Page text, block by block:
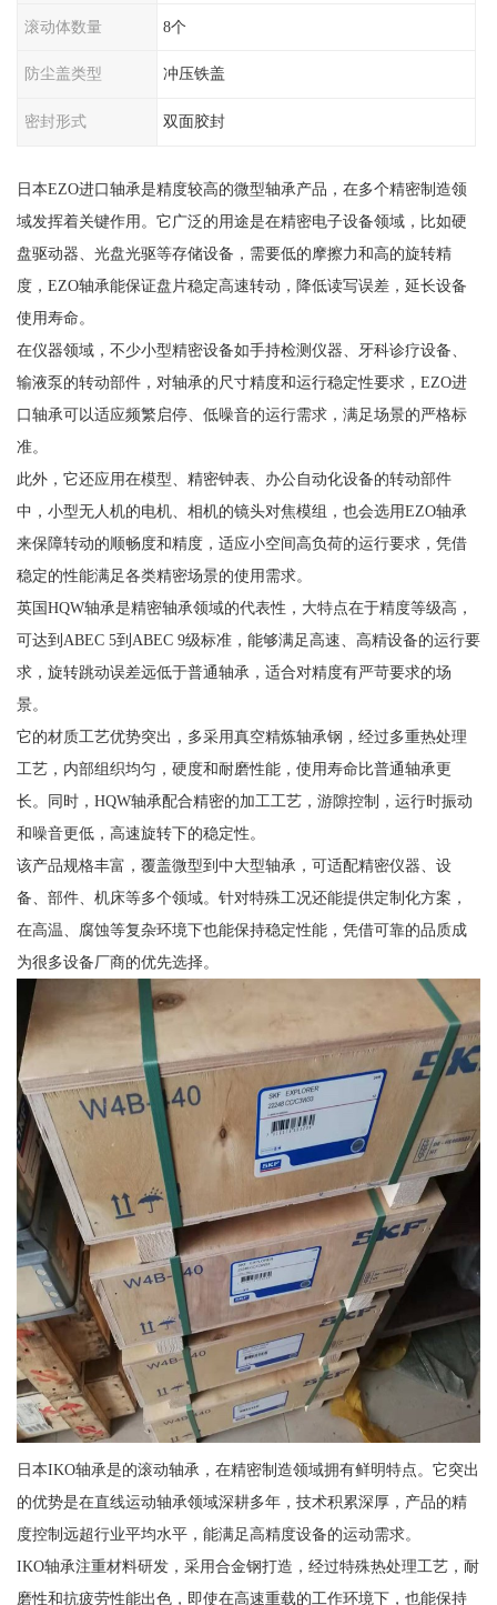
滚动体数量 8个
防尘盖类型 冲压铁盖
密封形式 双面胶封
日本EZO进口轴承是精度较高的微型轴承产品，在多个精密制造领
域发挥着关键作用。它广泛的用途是在精密电子设备领域，比如硬
盘驱动器、光盘光驱等存储设备，需要低的摩擦力和高的旋转精
度，EZO轴承能保证盘片稳定高速转动，降低读写误差，延长设备
使用寿命。
在仪器领域，不少小型精密设备如手持检测仪器、牙科诊疗设备、
输液泵的转动部件，对轴承的尺寸精度和运行稳定性要求，EZO进
口轴承可以适应频繁启停、低噪音的运行需求，满足场景的严格标
准。
此外，它还应用在模型、精密钟表、办公自动化设备的转动部件
中，小型无人机的电机、相机的镜头对焦模组，也会选用EZO轴承
来保障转动的顺畅度和精度，适应小空间高负荷的运行要求，凭借
稳定的性能满足各类精密场景的使用需求。
英国HQW轴承是精密轴承领域的代表性，大特点在于精度等级高，
可达到ABEC 5到ABEC 9级标准，能够满足高速、高精设备的运行要
求，旋转跳动误差远低于普通轴承，适合对精度有严苛要求的场
景。
它的材质工艺优势突出，多采用真空精炼轴承钢，经过多重热处理
工艺，内部组织均匀，硬度和耐磨性能，使用寿命比普通轴承更
长。同时，HQW轴承配合精密的加工工艺，游隙控制，运行时振动
和噪音更低，高速旋转下的稳定性。
该产品规格丰富，覆盖微型到中大型轴承，可适配精密仪器、设
备、部件、机床等多个领域。针对特殊工况还能提供定制化方案，
在高温、腐蚀等复杂环境下也能保持稳定性能，凭借可靠的品质成
为很多设备厂商的优先选择。
日本IKO轴承是的滚动轴承，在精密制造领域拥有鲜明特点。它突出
的优势是在直线运动轴承领域深耕多年，技术积累深厚，产品的精
度控制远超行业平均水平，能满足高精度设备的运动需求。
IKO轴承注重材料研发，采用合金钢打造，经过特殊热处理工艺，耐
磨性和抗疲劳性能出色，即使在高速重载的工作环境下，也能保持